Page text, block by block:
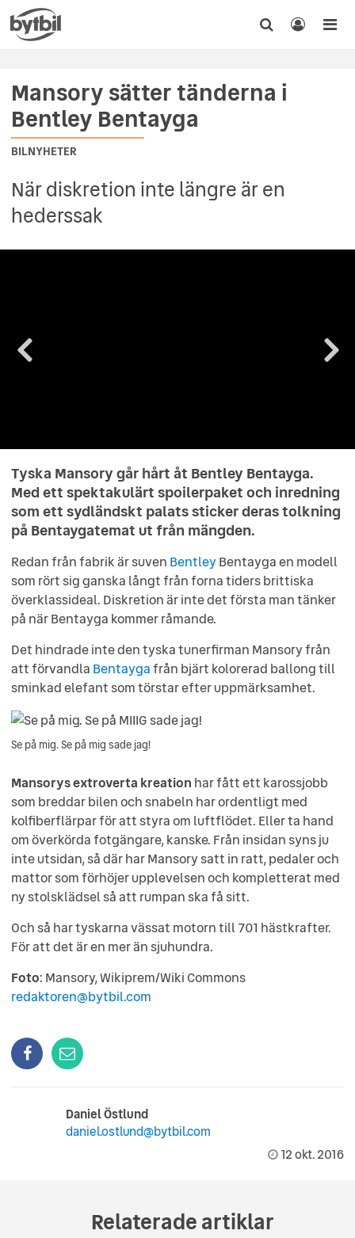
Mansory sätter tänderna i
Bentley Bentayga
BILNYHETER
När diskretion inte längre är en
hederssak
Tyska Mansory går hårt åt Bentley Bentayga.
Med ett spektakulärt spoilerpaket och inredning
som ett sydländskt palats sticker deras tolkning
på Bentaygatemat ut från mängden.
Redan från fabrik är suven BentleyBentayga en modell
som rört sig ganska långt från forna tiders brittiska
överklassideal. Diskretion är inte det första man tänker
på när Bentayga kommer råmande.
Det hindrade inte den tyska tunerfirman Mansory från
att förvandla Bentaygafrån bjärt kolorerad ballong till
sminkad elefant som törstar efter uppmärksamhet.
Se på mig. Se på mig sade jag!
Mansorys extroverta kreation har fått ett karossjobb
som breddar bilen och snabeln har ordentligt med
kolfiberflärpar för att styra om luftflödet. Eller ta hand
om överkörda fotgängare, kanske. Från insidan syns ju
inte utsidan, så där har Mansory satt in ratt, pedaler och
mattor som förhöjer upplevelsen och kompletterat med
ny stolsklädsel så att rumpan ska få sitt.
Och så har tyskarna vässat motorn till 701 hästkrafter.
För att det är en mer än sjuhundra.
Foto: Mansory, Wikiprem/Wiki Commons
redaktoren@bytbil.com
Daniel Östlund
daniel.ostlund@bytbil.com
12 okt. 2016
Relaterade artiklar